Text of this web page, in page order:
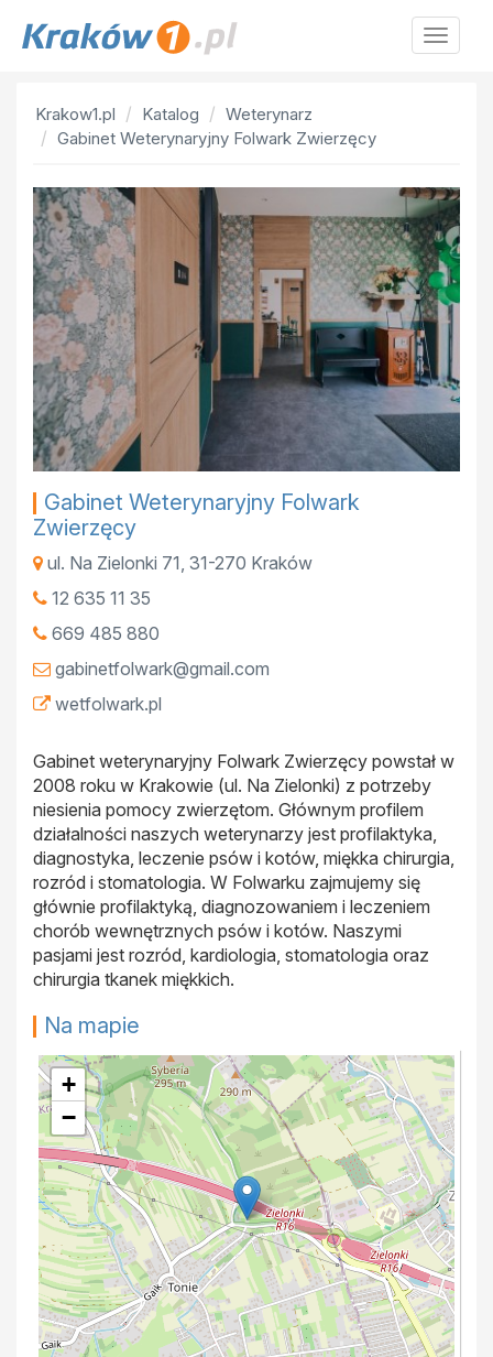
Krakow1.pl Katalog
Weterynarz
Gabinet Weterynaryjny Folwark Zwierzęcy
Gabinet Weterynaryjny Folwark
Zwierzęcy
ul. Na Zielonki 71, 31-270 Kraków
12 635 11 35
669 485 880
gabinetfolwark@gmail.com
wetfolwark.pl
Gabinet weterynaryjny Folwark Zwierzęcy powstał w
2008 roku w Krakowie (ul. Na Zielonki) z potrzeby
niesienia pomocy zwierzętom. Głównym profilem
działalności naszych weterynarzy jest profilaktyka,
diagnostyka, leczenie psów i kotów, miękka chirurgia,
rozród i stomatologia. W Folwarku zajmujemy się
głównie profilaktyką, diagnozowaniem i leczeniem
chorób wewnętrznych psów i kotów. Naszymi
pasjami jest rozród, kardiologia, stomatologia oraz
chirurgia tkanek miękkich.
Na mapie
+
−